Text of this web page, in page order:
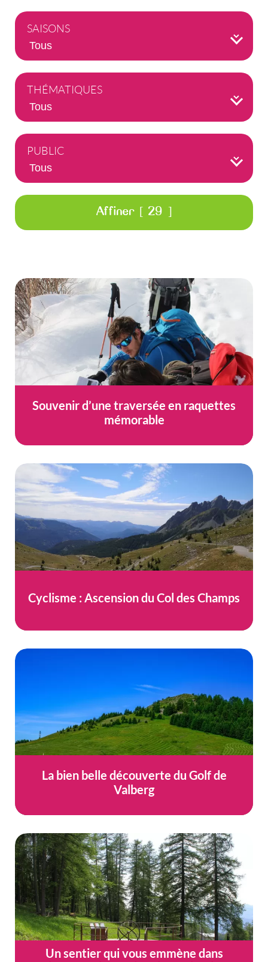
SAISONS
THÉMATIQUES
PUBLIC
Affiner 29
Souvenir d’une traversée en raquettes
mémorable
Cyclisme : Ascension du Col des Champs
La bien belle découverte du Golf de
Valberg
Un sentier qui vous emmène dans